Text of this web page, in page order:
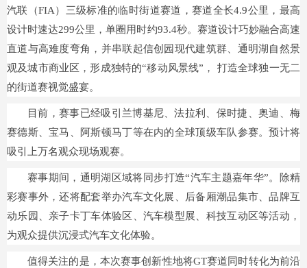
汽联（FIA）三级标准的临时街道赛道，赛道全长4.9公里，最高
设计时速达299公里，单圈用时约93.4秒。赛道设计巧妙融合高速
直道与高难度弯角，并串联起信创园现代建筑群、通明湖自然景
观及城市商业区，形成独特的“移动风景线”， 打造全球独一无二
的街道赛视觉盛宴。
目前，赛事已经吸引兰博基尼、法拉利、保时捷、奥迪、梅
赛德斯、宝马、阿斯顿马丁等在内的全球顶级车队参赛。预计将
吸引上万名观众现场观赛。
赛事期间，通明湖区域将同步打造“汽车主题嘉年华”。除精
彩赛事外，还将配套举办汽车文化展、后备厢潮品集市、品牌互
动乐园、亲子卡丁车体验区、汽车模型展、科技互动区等活动，
为观众提供沉浸式汽车文化体验。
值得关注的是，本次赛事创新性地将GT赛道同时转化为前沿